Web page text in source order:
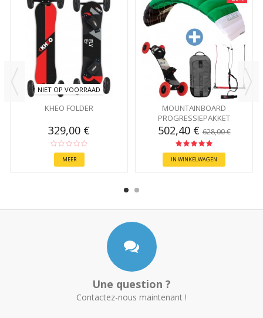
NIET OP VOORRAAD
KHEO FOLDER
329,00 €
MEER
MOUNTAINBOARD
PROGRESSIEPAKKET
502,40 €628,00 €
IN WINKELWAGEN
Une question ?
Contactez-nous maintenant !